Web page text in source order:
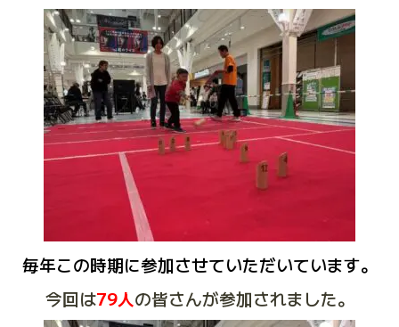
毎年この時期に参加させていただいています。
今回は79人の皆さんが参加されました。